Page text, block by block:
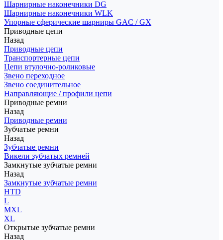
Шарнирные наконечники DG
Шарнирные наконечники WLK
Упорные сферические шарниры GAC / GX
Приводные цепи
Назад
Приводные цепи
Транспортерные цепи
Цепи втулочно-роликовые
Звено переходное
Звено соединительное
Направляющие / профили цепи
Приводные ремни
Назад
Приводные ремни
Зубчатые ремни
Назад
Зубчатые ремни
Викели зубчатых ремней
Замкнутые зубчатые ремни
Назад
Замкнутые зубчатые ремни
HTD
L
MXL
XL
Открытые зубчатые ремни
Назад